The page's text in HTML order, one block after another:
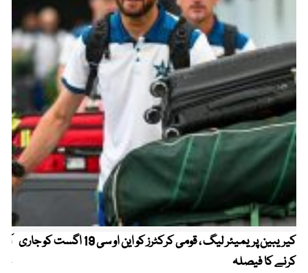
کیریبین پریمیئر لیگ ، قومی کرکٹرز کو این او سی 19 اگست کو جاری
کرنے کا فیصلہ